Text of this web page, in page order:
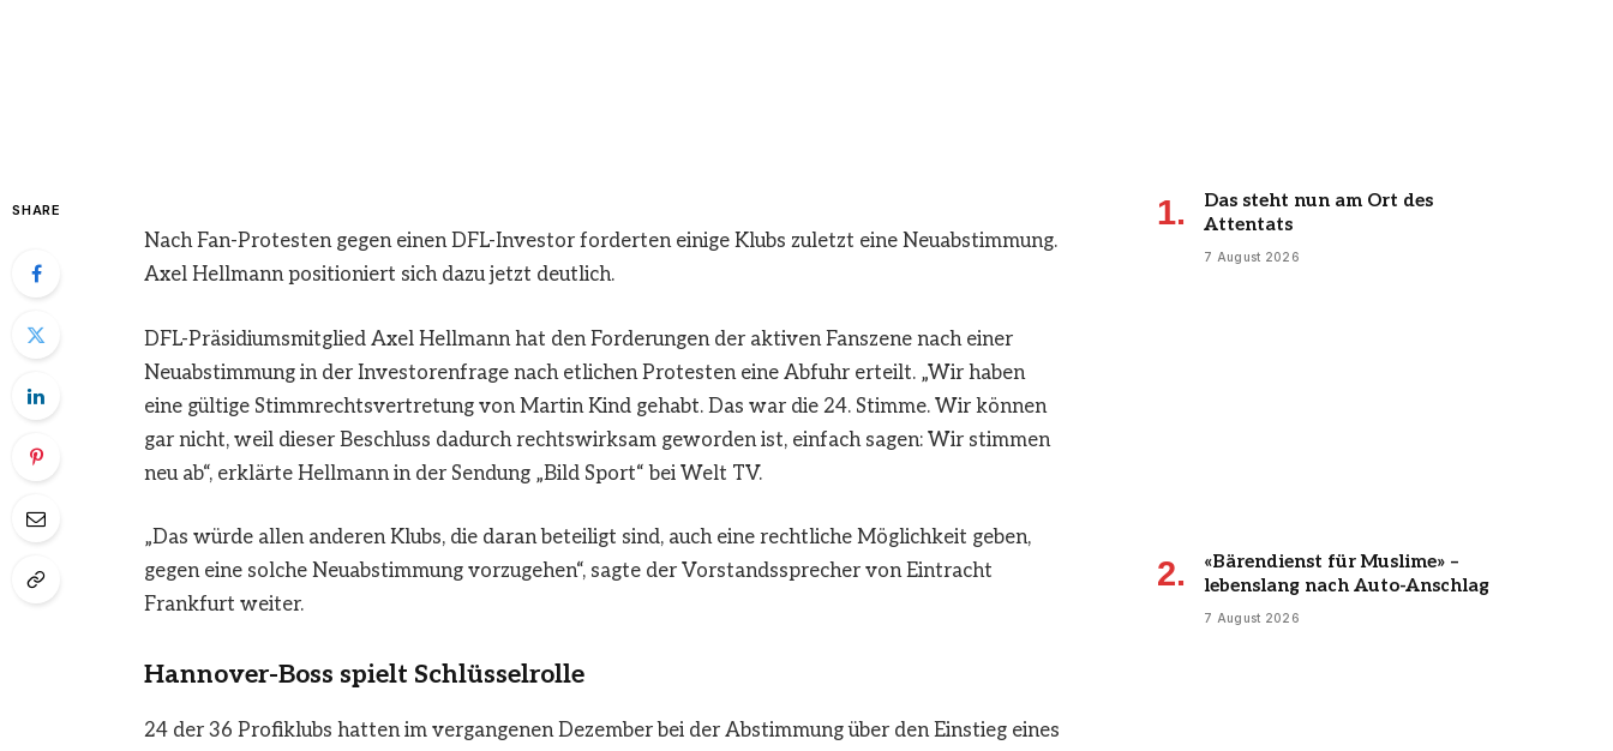
SHARE
Nach Fan-Protesten gegen einen DFL-Investor forderten einige Klubs zuletzt eine Neuabstimmung.
Axel Hellmann positioniert sich dazu jetzt deutlich.
DFL-Präsidiumsmitglied Axel Hellmann hat den Forderungen der aktiven Fanszene nach einer
Neuabstimmung in der Investorenfrage nach etlichen Protesten eine Abfuhr erteilt. „Wir haben
eine gültige Stimmrechtsvertretung von Martin Kind gehabt. Das war die 24. Stimme. Wir können
gar nicht, weil dieser Beschluss dadurch rechtswirksam geworden ist, einfach sagen: Wir stimmen
neu ab“, erklärte Hellmann in der Sendung „Bild Sport“ bei Welt TV.
„Das würde allen anderen Klubs, die daran beteiligt sind, auch eine rechtliche Möglichkeit geben,
gegen eine solche Neuabstimmung vorzugehen“, sagte der Vorstandssprecher von Eintracht
Frankfurt weiter.
Hannover-Boss spielt Schlüsselrolle
24 der 36 Profiklubs hatten im vergangenen Dezember bei der Abstimmung über den Einstieg eines
Das steht nun am Ort des
Attentats
7 August 2026
«Bärendienst für Muslime» –
lebenslang nach Auto-Anschlag
7 August 2026